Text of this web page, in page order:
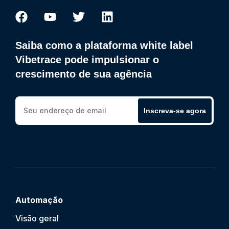
Saiba como a plataforma white label
Vibetrace pode impulsionar o
crescimento de sua agência
Inscreva-se agora
Automação
Visão geral